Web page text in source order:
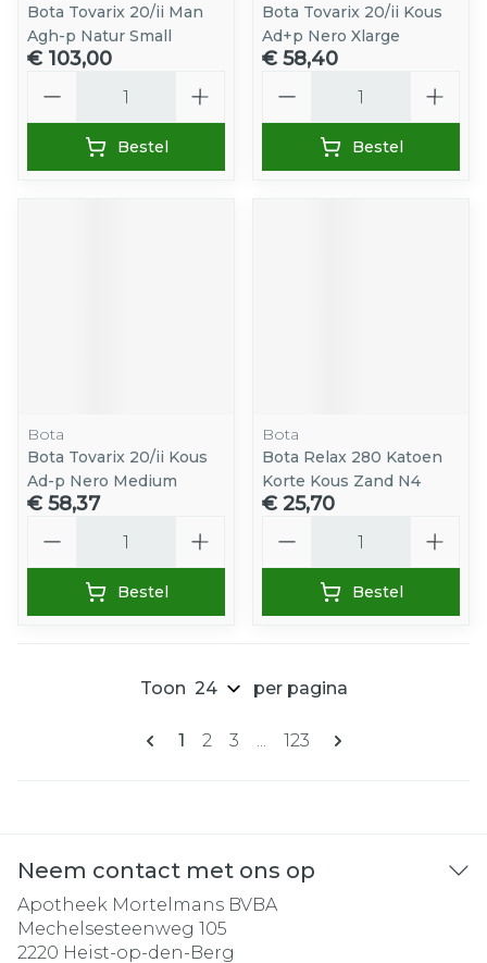
Bota Tovarix 20/ii Man
Agh-p Natur Small
€ 103,00
Bestel
Bota Tovarix 20/ii Kous
Ad+p Nero Xlarge
€ 58,40
Bestel
Bota
Bota Tovarix 20/ii Kous
Ad-p Nero Medium
€ 58,37
Bestel
Bota
Bota Relax 280 Katoen
Korte Kous Zand N4
€ 25,70
Bestel
Pagina's
U lees momenteel pagina
1 Pagina
2 Pagina
3 ... Pagina
123
Toon per pagina
Neem contact met ons op
Apotheek Mortelmans BVBA
Mechelsesteenweg 105
2220 Heist-op-den-Berg